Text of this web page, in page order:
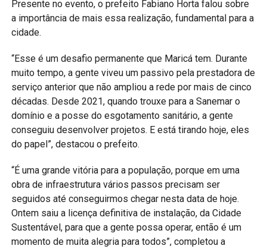
Presente no evento, o prefeito Fabiano Horta falou sobre
a importância de mais essa realização, fundamental para a
cidade.
“Esse é um desafio permanente que Maricá tem. Durante
muito tempo, a gente viveu um passivo pela prestadora de
serviço anterior que não ampliou a rede por mais de cinco
décadas. Desde 2021, quando trouxe para a Sanemar o
domínio e a posse do esgotamento sanitário, a gente
conseguiu desenvolver projetos. E está tirando hoje, eles
do papel”, destacou o prefeito.
“É uma grande vitória para a população, porque em uma
obra de infraestrutura vários passos precisam ser
seguidos até conseguirmos chegar nesta data de hoje.
Ontem saiu a licença definitiva de instalação, da Cidade
Sustentável, para que a gente possa operar, então é um
momento de muita alegria para todos”, completou a